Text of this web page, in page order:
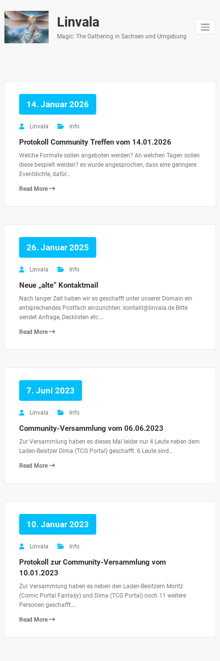
Inhalt
springen
Linvala
Magic: The Gathering in Sachsen und Umgebung
14. Januar 2026
Linvala Info
Protokoll Community Treffen vom 14.01.2026
Welche Formate sollen angeboten werden? An welchen Tagen sollen
diese bespielt werden? es wurde angesprochen, dass eine geringere
Eventdichte, dafür…
Read More
26. Januar 2025
Linvala Info
Neue „alte“ Kontaktmail
Nach langer Zeit haben wir es geschafft unter unserer Domain ein
entsprechendes Postfach einzurichten: kontakt@linvala.de Bitte
sendet Anfrage, Decklisten etc.…
Read More
7. Juni 2023
Linvala Info
Community-Versammlung vom 06.06.2023
Zur Versammlung haben es dieses Mal leider nur 4 Leute neben dem
Laden-Besitzer Dima (TCG Portal) geschafft. 6 Leute sind…
Read More
10. Januar 2023
Linvala Info
Protokoll zur Community-Versammlung vom
10.01.2023
Zur Versammlung haben es neben den Laden-Besitzern Moritz
(Comic Portal Fantasy) und Dima (TCG Portal) noch 11 weitere
Personen geschafft.…
Read More